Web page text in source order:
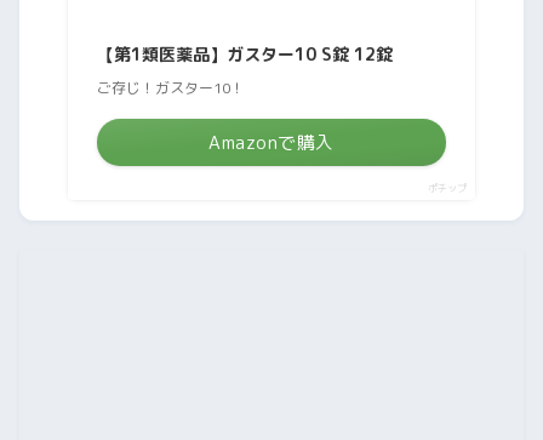
【第1類医薬品】ガスター10 S錠 12錠
ご存じ！ガスター10！
Amazonで購入
ポチップ